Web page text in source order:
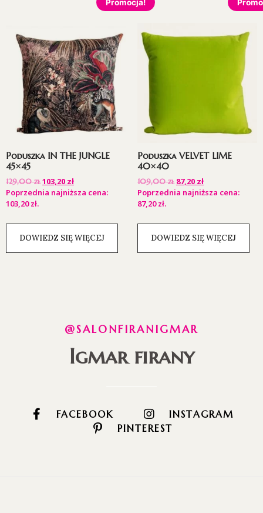
Promocja!
Poduszka IN THE JUNGLE
45×45
129,00zł103,20 zł
Poprzednia najniższa cena:
103,20zł.
DOWIEDZ SIĘ WIĘCEJ
Poduszka VELVET LIME
40×40
109,00zł 87,20 zł
Poprzednia najniższa cena:
87,20zł.
DOWIEDZ SIĘ WIĘCEJ
@SALONFIRANIGMAR
Igmar firany
FACEBOOK
INSTAGRAM
PINTEREST